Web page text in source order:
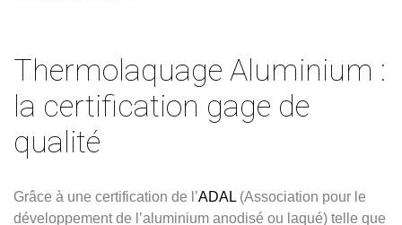
Thermolaquage Aluminium :
la certification gage de
qualité
Grâce à une certification de l’ADAL (Association pour le
développement de l’aluminium anodisé ou laqué) telle que